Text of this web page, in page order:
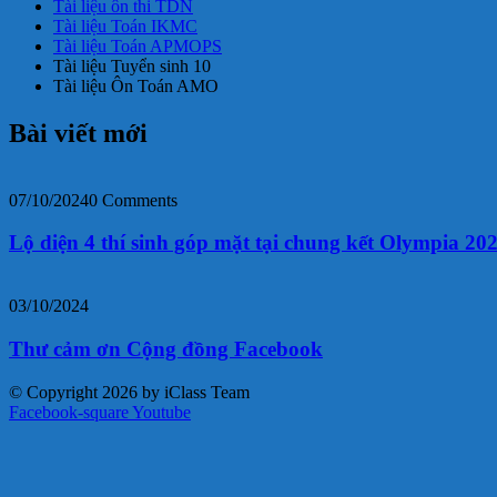
Tài liệu ôn thi TDN
Tài liệu Toán IKMC
Tài liệu Toán APMOPS
Tài liệu Tuyển sinh 10
Tài liệu Ôn Toán AMO
Bài viết mới
07/10/20240 Comments
Lộ diện 4 thí sinh góp mặt tại chung kết Olympia
03/10/2024
Thư cảm ơn Cộng đồng Facebook
© Copyright 2026 by iClass Team
Facebook-squareYoutube